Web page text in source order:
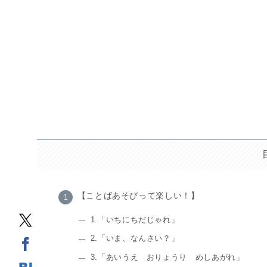
【ことばあそびって楽しい！】
1.「いちにちだじゃれ」
2.「いま、なんさい？」
3.「あいうえ おりょうり めしあがれ」